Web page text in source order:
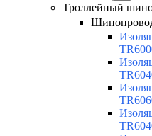
Троллейный